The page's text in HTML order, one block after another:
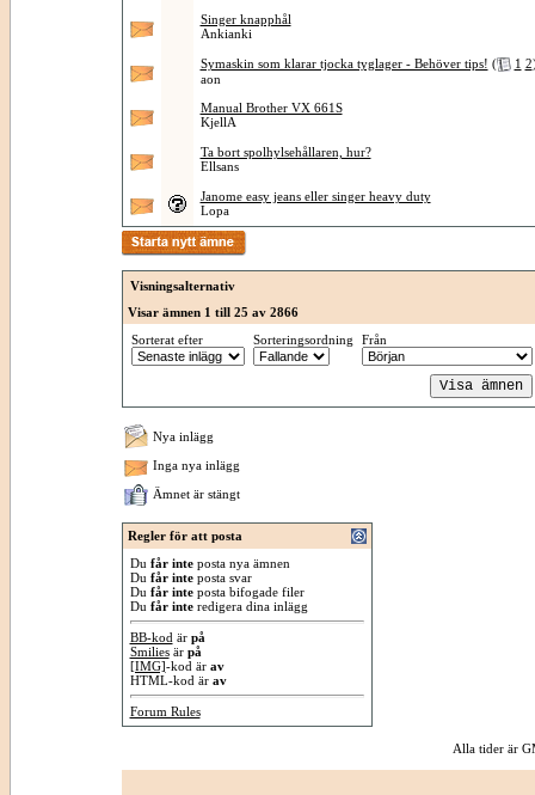
Singer knapphål
Ankianki
Symaskin som klarar tjocka tyglager - Behöver tips! ( 1 2
aon
Manual Brother VX 661S
KjellA
Ta bort spolhylsehållaren, hur?
Ellsans
Janome easy jeans eller singer heavy duty
Lopa
Visningsalternativ
Visar ämnen 1 till 25 av 2866
Sorterat efter
Sorteringsordning Från
Nya inlägg
Inga nya inlägg
Ämnet är stängt
Regler för att posta
Du får inteposta nya ämnen
Du får inteposta svar
Du får inteposta bifogade filer
Du får interedigera dina inlägg
BB-kod är på
Smiliesär på
[IMG]-kod är av
HTML-kod är av
Forum Rules
Alla tider är